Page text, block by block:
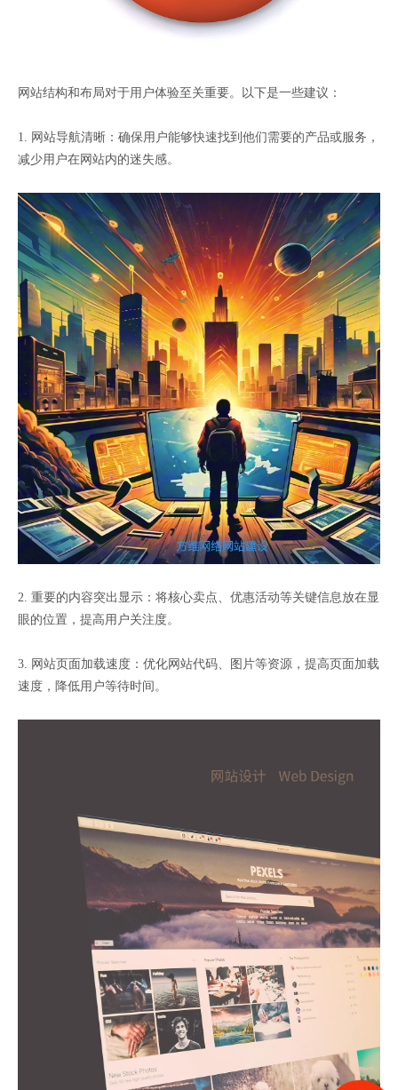
网站结构和布局对于用户体验至关重要。以下是一些建议：
1. 网站导航清晰：确保用户能够快速找到他们需要的产品或服务，
减少用户在网站内的迷失感。
2. 重要的内容突出显示：将核心卖点、优惠活动等关键信息放在显
眼的位置，提高用户关注度。
3. 网站页面加载速度：优化网站代码、图片等资源，提高页面加载
速度，降低用户等待时间。